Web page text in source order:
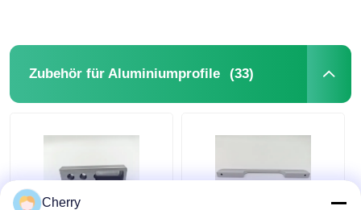
Zubehör für Aluminiumprofile (33)
Cherry